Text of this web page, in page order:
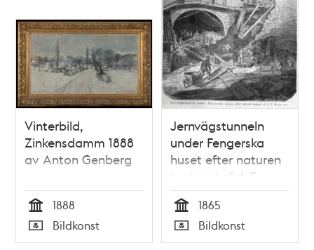
Vinterbild,
Zinkensdamm 1888
av Anton Genberg
Tid
1888
Typ
Bildkonst
Jernvägstunneln
under Fengerska
huset efter naturen
tecknad af J. F.
Meyer s:or. Litografi
i Illustrerad Tidning,
nr 22 den 3 juni 1865.
Tid
1865
Typ
Bildkonst